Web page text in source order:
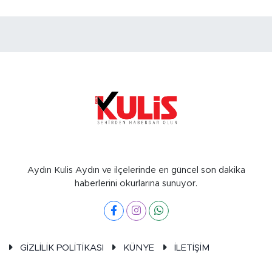
Aydın Kulis Aydın ve ilçelerinde en güncel son dakika
haberlerini okurlarına sunuyor.
GİZLİLİK POLİTİKASI KÜNYE İLETİŞİM